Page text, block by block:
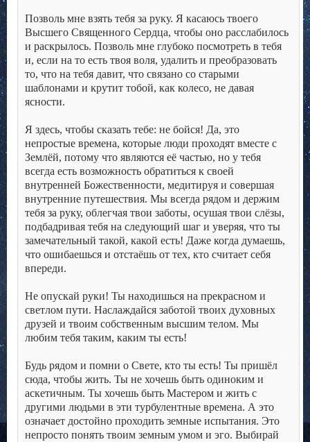
Позволь мне взять тебя за руку. Я касаюсь твоего
Высшего Священного Сердца, чтобы оно расслабилось
и раскрылось. Позволь мне глубоко посмотреть в тебя
и, если на то есть твоя воля, удалить и преобразовать
то, что на тебя давит, что связано со старыми
шаблонами и крутит тобой, как колесо, не давая
ясности.
Я здесь, чтобы сказать тебе: не бойся! Да, это
непростые времена, которые люди проходят вместе с
Землёй, потому что являются её частью, но у тебя
всегда есть возможность обратиться к своей
внутренней Божественности, медитируя и совершая
внутренние путешествия. Мы всегда рядом и держим
тебя за руку, облегчая твои заботы, осушая твои слёзы,
подбадривая тебя на следующий шаг и уверяя, что ты
замечательный такой, какой есть! Даже когда думаешь,
что ошибаешься и отстаёшь от тех, кто считает себя
впереди.
Не опускай руки! Ты находишься на прекрасном и
светлом пути. Наслаждайся заботой твоих духовных
друзей и твоим собственным высшим телом. Мы
любим тебя таким, каким ты есть!
Будь рядом и помни о Свете, кто ты есть! Ты пришёл
сюда, чтобы жить. Ты не хочешь быть одиноким и
аскетичным. Ты хочешь быть Мастером и жить с
другими людьми в эти турбулентные времена. А это
означает достойно проходить земные испытания. Это
непросто понять твоим земным умом и эго. Выбирай